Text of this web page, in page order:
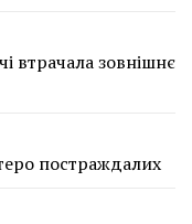
втрачала зовнішнє
постраждалих